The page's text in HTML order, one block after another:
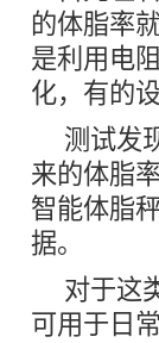
的体脂率
是利用电
化，有的
测试发
来的体脂
智能体脂
据。
对于这
可用于日